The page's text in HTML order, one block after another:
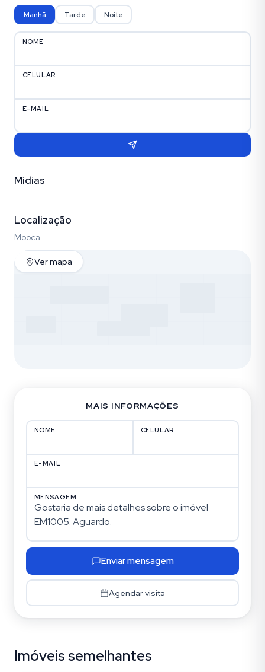
Manhã Tarde Noite
NOME
CELULAR
E-MAIL
Mídias
Localização
Mooca
Ver mapa
MAIS INFORMAÇÕES
NOME CELULAR
E-MAIL
MENSAGEM
Enviar mensagem
Agendar visita
Imóveis semelhantes
Quarta Parada